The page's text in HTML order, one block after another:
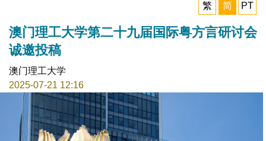
繁
简 PT
澳门理工大学第二十九届国际粤方言研讨会
诚邀投稿
澳门理工大学
2025-07-21 12:16